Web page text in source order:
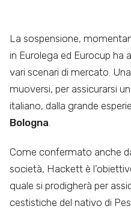
La sospensione,
in Eurolega ed Eurocup ha
vari scenari di mercato.
muoversi, per assicurarsi
italiano, dalla grande
Bologna
Come confermato anche
società, Hackett è
quale si prodigherà per
cestistiche del nativo di